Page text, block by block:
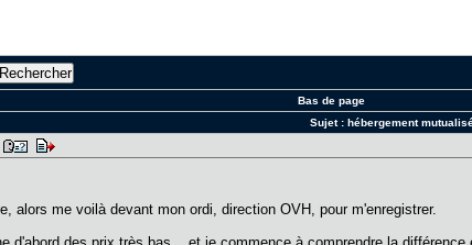
Bas de page
Sujet : hébergement
alors me voilà devant mon ordi, direction OVH, pour m'enregistrer.